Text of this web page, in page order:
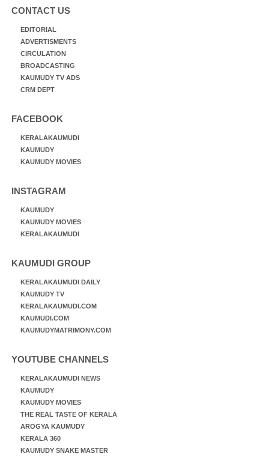
CONTACT US
EDITORIAL
ADVERTISMENTS
CIRCULATION
BROADCASTING
KAUMUDY TV ADS
CRM DEPT
FACEBOOK
KERALAKAUMUDI
KAUMUDY
KAUMUDY MOVIES
INSTAGRAM
KAUMUDY
KAUMUDY MOVIES
KERALAKAUMUDI
KAUMUDI GROUP
KERALAKAUMUDI DAILY
KAUMUDY TV
KERALAKAUMUDI.COM
KAUMUDI.COM
KAUMUDYMATRIMONY.COM
YOUTUBE CHANNELS
KERALAKAUMUDI NEWS
KAUMUDY
KAUMUDY MOVIES
THE REAL TASTE OF KERALA
AROGYA KAUMUDY
KERALA 360
KAUMUDY SNAKE MASTER